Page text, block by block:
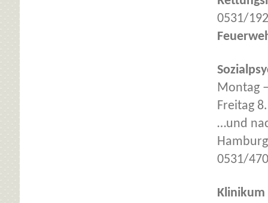
0531/
Montag
Freitag
…und
0531/
Klinikum